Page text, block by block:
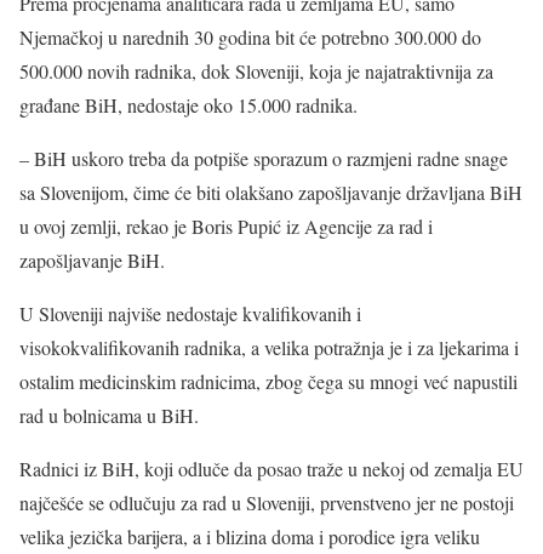
Njemačkoj u narednih 30 godina bit će potrebno 300.000 do
500.000 novih radnika, dok Sloveniji, koja je najatraktivnija za
građane BiH, nedostaje oko 15.000 radnika.
– BiH uskoro treba da potpiše sporazum o razmjeni radne snage
sa Slovenijom, čime će biti olakšano zapošljavanje državljana BiH
u ovoj zemlji, rekao je Boris Pupić iz Agencije za rad i
zapošljavanje BiH.
U Sloveniji najviše nedostaje kvalifikovanih i
visokokvalifikovanih radnika, a velika potražnja je i za ljekarima i
ostalim medicinskim radnicima, zbog čega su mnogi već napustili
rad u bolnicama u BiH.
Radnici iz BiH, koji odluče da posao traže u nekoj od zemalja EU
najčešće se odlučuju za rad u Sloveniji, prvenstveno jer ne postoji
velika jezička barijera, a i blizina doma i porodice igra veliku